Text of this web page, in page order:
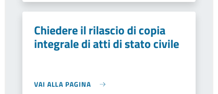
Chiedere il rilascio di copia
integrale di atti di stato civile
VAI ALLA PAGINA